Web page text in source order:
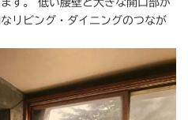
リビング・ダイニングのつなが